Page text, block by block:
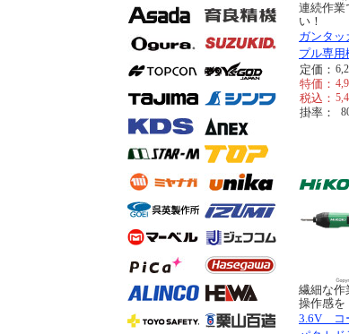
連続作業
い！
ガンタ
プル専用
定価：
特価：
税込：
掛率：
繊細な作
操作感を
3.6V コ